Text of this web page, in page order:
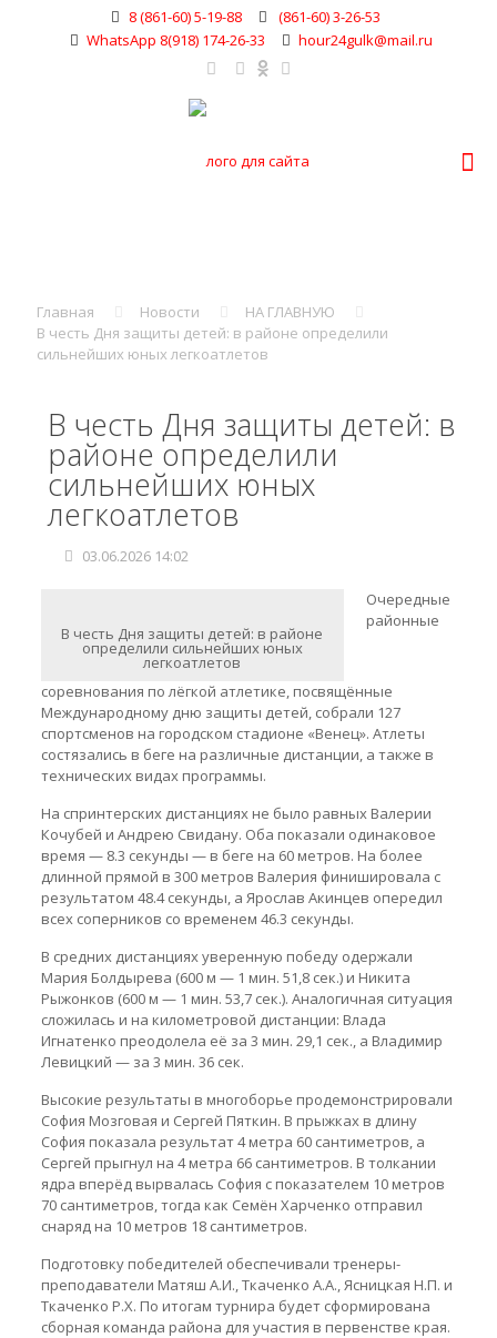
8 (861-60) 5-19-88
(861-60) 3-26-53
WhatsApp 8(918) 174-26-33
hour24gulk@mail.ru
Главная Новости
НА ГЛАВНУЮ
В честь Дня защиты детей: в районе определили
сильнейших юных легкоатлетов
В честь Дня защиты детей: в
районе определили
сильнейших юных
легкоатлетов
03.06.2026 14:02
В честь Дня защиты детей: в районе
определили сильнейших юных
легкоатлетов
Очередные
районные
соревнования по лёгкой атлетике, посвящённые
Международному дню защиты детей, собрали 127
спортсменов на городском стадионе «Венец». Атлеты
состязались в беге на различные дистанции, а также в
технических видах программы.
На спринтерских дистанциях не было равных Валерии
Кочубей и Андрею Свидану. Оба показали одинаковое
время — 8.3 секунды — в беге на 60 метров. На более
длинной прямой в 300 метров Валерия финишировала с
результатом 48.4 секунды, а Ярослав Акинцев опередил
всех соперников со временем 46.3 секунды.
В средних дистанциях уверенную победу одержали
Мария Болдырева (600 м — 1 мин. 51,8 сек.) и Никита
Рыжонков (600 м — 1 мин. 53,7 сек.). Аналогичная ситуация
сложилась и на километровой дистанции: Влада
Игнатенко преодолела её за 3 мин. 29,1 сек., а Владимир
Левицкий — за 3 мин. 36 сек.
Высокие результаты в многоборье продемонстрировали
София Мозговая и Сергей Пяткин. В прыжках в длину
София показала результат 4 метра 60 сантиметров, а
Сергей прыгнул на 4 метра 66 сантиметров. В толкании
ядра вперёд вырвалась София с показателем 10 метров
70 сантиметров, тогда как Семён Харченко отправил
снаряд на 10 метров 18 сантиметров.
Подготовку победителей обеспечивали тренеры-
преподаватели Матяш А.И., Ткаченко А.А., Ясницкая Н.П. и
Ткаченко Р.Х. По итогам турнира будет сформирована
сборная команда района для участия в первенстве края.